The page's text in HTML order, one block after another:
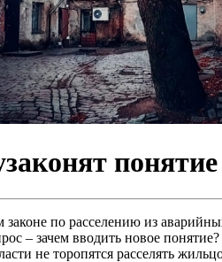
по расселению из
– зачем вводить новое
не торопятся расселять